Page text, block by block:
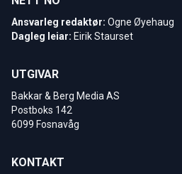
Ansvarleg redaktør: Ogne Øyehaug
Dagleg leiar: Eirik Staurset
UTGIVAR
Bakkar & Berg Media AS
Postboks 142
6099 Fosnavåg
KONTAKT